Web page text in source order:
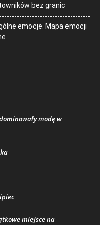
bez granic
emocje. Mapa emocji
modę w
miejsce na